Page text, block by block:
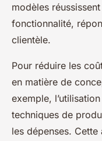
modèles
fonctionnalité,
clientèle.
Pour réduire les
en matière de
exemple,
techniques de
les dépenses.